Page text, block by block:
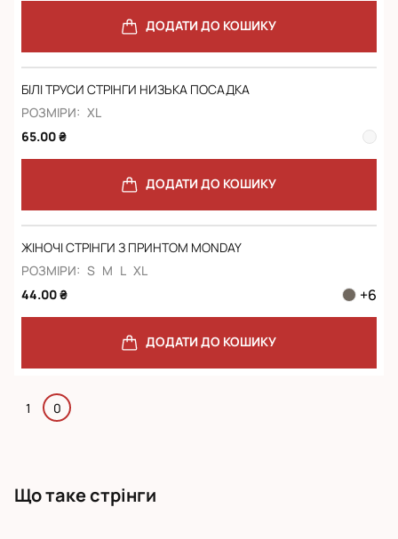
ДОДАТИ ДО КОШИКУ
БІЛІ ТРУСИ СТРІНГИ НИЗЬКА ПОСАДКА
РОЗМІРИ: XL
65.00 ₴
ДОДАТИ ДО КОШИКУ
ЖІНОЧІ СТРІНГИ З ПРИНТОМ MONDAY
РОЗМІРИ: S M L XL
44.00 ₴
+6
ДОДАТИ ДО КОШИКУ
1 0
Що таке стрінги